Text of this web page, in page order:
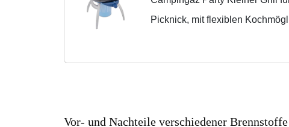
Picknick, mit flexiblen
Vor- und Nachteile verschiedener Brennstoffe